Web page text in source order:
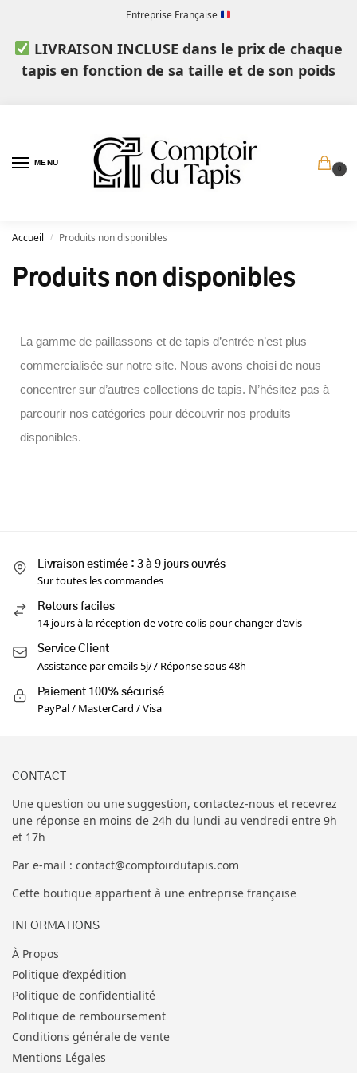
Entreprise Française
LIVRAISON INCLUSE dans le prix de chaque
tapis en fonction de sa taille et de son poids
MENU
0
Accueil / Produits non disponibles
Produits non disponibles
La gamme de paillassons et de tapis d’entrée n’est plus
commercialisée sur notre site. Nous avons choisi de nous
concentrer sur d’autres collections de tapis. N’hésitez pas à
parcourir nos catégories pour découvrir nos produits
disponibles.
Livraison estimée : 3 à 9 jours ouvrés
Sur toutes les commandes
Retours faciles
14 jours à la réception de votre colis pour changer d'avis
Service Client
Assistance par emails 5j/7 Réponse sous 48h
Paiement 100% sécurisé
PayPal / MasterCard / Visa
CONTACT
Une question ou une suggestion, contactez-nous et recevrez
une réponse en moins de 24h du lundi au vendredi entre 9h
et 17h
Par e-mail : contact@comptoirdutapis.com
Cette boutique appartient à une entreprise française
INFORMATIONS
À Propos
Politique d’expédition
Politique de confidentialité
Politique de remboursement
Conditions générale de vente
Mentions Légales